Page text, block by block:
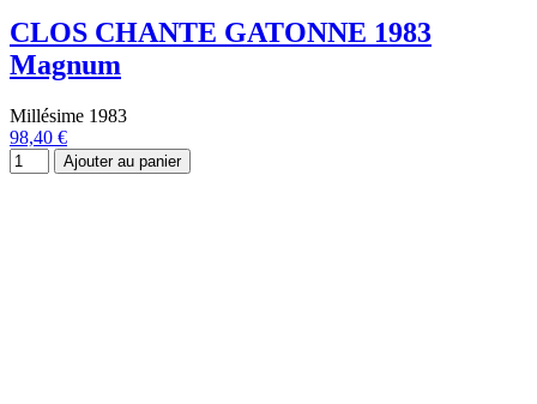
CLOS CHANTE GATONNE 1983
Magnum
Millésime 1983
98,40 €
Ajouter au panier